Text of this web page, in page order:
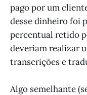
pago por um
desse dinheiro foi
percentual retido
deveriam realizar
transcrições e
Algo semelhante